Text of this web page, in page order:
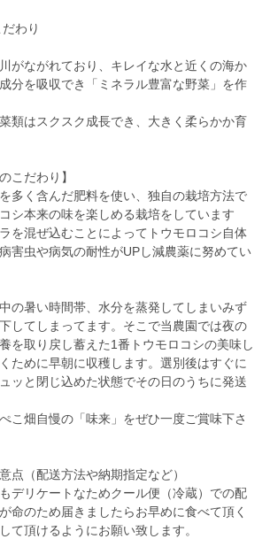
わり
がながれており、キレイな水と近くの海か
分を吸収でき「ミネラル豊富な野菜」を作
類はスクスク成長でき、大きく柔らかか育
こだわり】
多く含んだ肥料を使い、独自の栽培方法で
シ本来の味を楽しめる栽培をしています
を混ぜ込むことによってトウモロコシ自体
害虫や病気の耐性がUPし減農薬に努めてい
の暑い時間帯、水分を蒸発してしまいみず
してしまってます。そこで当農園では夜の
を取り戻し蓄えた1番トウモロコシの美味し
ために早朝に収穫します。選別後はすぐに
ッと閉じ込めた状態でその日のうちに発送
こ畑自慢の「味来」をぜひ一度ご賞味下さ
点（配送方法や納期指定など）
デリケートなためクール便（冷蔵）での配
命のため届きましたらお早めに食べて頂く
て頂けるようにお願い致します。